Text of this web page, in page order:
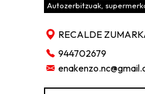
Autozerbitzuak,
RECALDE
944702679